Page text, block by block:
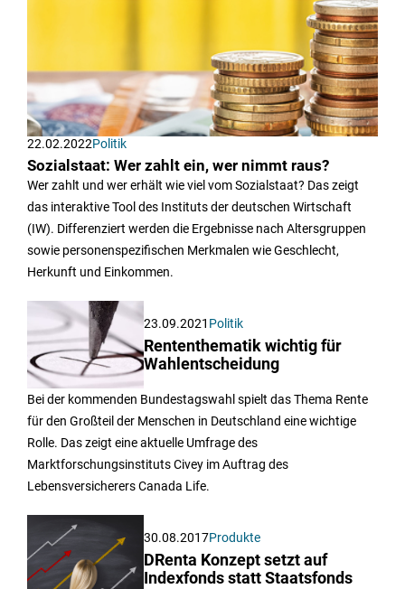
22.02.2022Politik
Sozialstaat: Wer zahlt ein, wer nimmt raus?
Wer zahlt und wer erhält wie viel vom Sozialstaat? Das zeigt
das interaktive Tool des Instituts der deutschen Wirtschaft
(IW). Differenziert werden die Ergebnisse nach Altersgruppen
sowie personenspezifischen Merkmalen wie Geschlecht,
Herkunft und Einkommen.
23.09.2021 Politik
Rententhematik wichtig für
Wahlentscheidung
Bei der kommenden Bundestagswahl spielt das Thema Rente
für den Großteil der Menschen in Deutschland eine wichtige
Rolle. Das zeigt eine aktuelle Umfrage des
Marktforschungsinstituts Civey im Auftrag des
Lebensversicherers Canada Life.
30.08.2017Produkte
DRenta Konzept setzt auf
Indexfonds statt Staatsfonds